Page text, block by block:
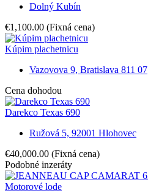
Dolný Kubín
€1,100.00 (Fixná cena)
Kúpim plachetnicu
Vazovova 9, Bratislava 811 07
Cena dohodou
Darekco Texas 690
Ružová 5, 92001 Hlohovec
€40,000.00 (Fixná cena)
Podobné inzeráty
Motorové lode